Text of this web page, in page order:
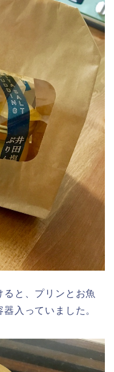
と、プリンとお魚
入っていました。